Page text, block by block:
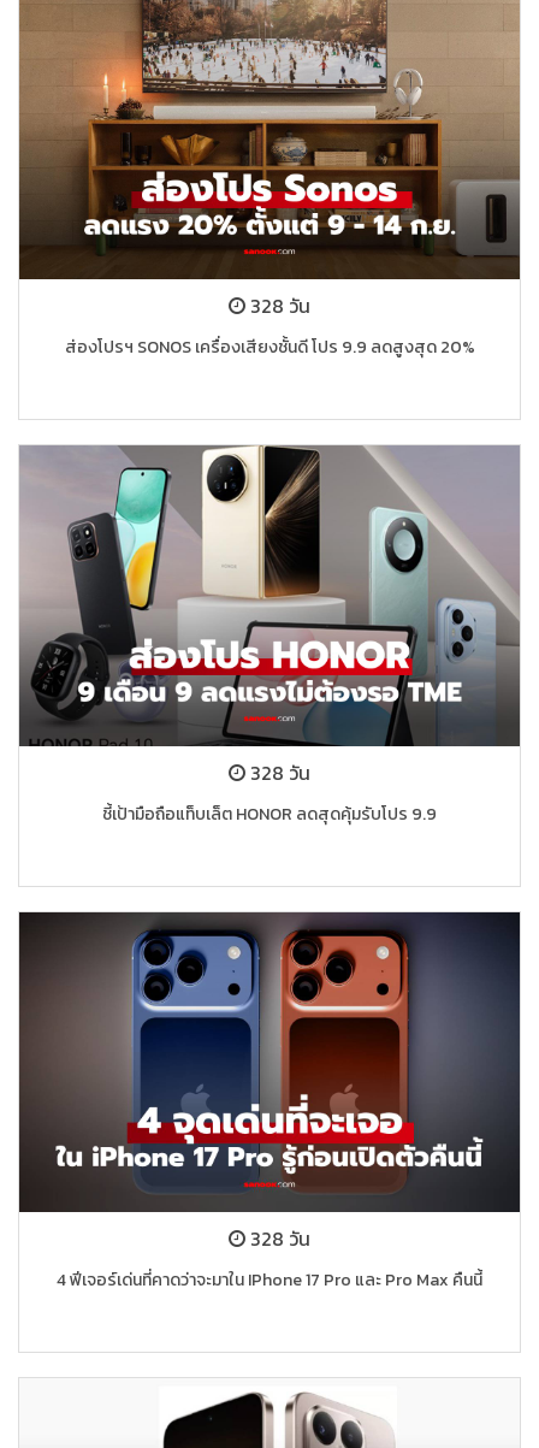
328 วัน
ส่องโปรฯ SONOS เครื่องเสียงชั้นดี โปร 9.9 ลดสูงสุด 20%
328 วัน
ชี้เป้ามือถือแท็บเล็ต HONOR ลดสุดคุ้มรับโปร 9.9
328 วัน
4 ฟีเจอร์เด่นที่คาดว่าจะมาใน IPhone 17 Pro และ Pro Max คืนนี้